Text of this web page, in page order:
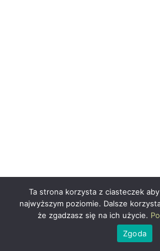
Zaobserwuj mnie
Ta strona korzysta z ciasteczek
najwyższym poziomie. Dalsze
że zgadzasz się na ich użycie.
Zgoda